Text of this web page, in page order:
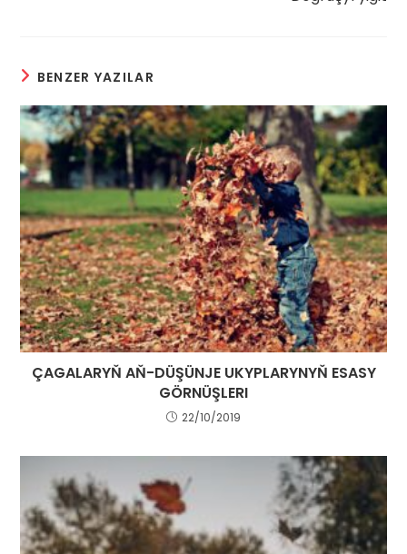
BENZER YAZILAR
ÇAGALARYŇ AŇ-DÜŞÜNJE UKYPLARYNYŇ ESASY
GÖRNÜŞLERI
22/10/2019